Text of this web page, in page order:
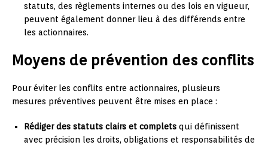
statuts, des règlements internes ou des lois en vigueur,
peuvent également donner lieu à des différends entre
les actionnaires.
Moyens de prévention des conflits
Pour éviter les conflits entre actionnaires, plusieurs
mesures préventives peuvent être mises en place :
Rédiger des statuts clairs et complets qui définissent
avec précision les droits, obligations et responsabilités de